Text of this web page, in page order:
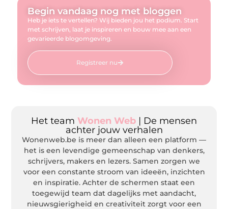
Begin vandaag nog met bloggen
Heb je iets te vertellen? Wij bieden jou het podium. Start
met schrijven, laat je inspireren en bouw mee aan een
gevarieerde blogomgeving.
Registreer nu
Het team Wonen Web | De mensen
achter jouw verhalen
Wonenweb.be is meer dan alleen een platform —
het is een levendige gemeenschap van denkers,
schrijvers, makers en lezers. Samen zorgen we
voor een constante stroom van ideeën, inzichten
en inspiratie. Achter de schermen staat een
toegewijd team dat dagelijks met aandacht,
nieuwsgierigheid en creativiteit zorgt voor een